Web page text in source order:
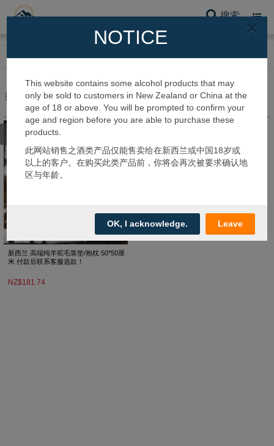
搜索
网站首页 羊驼系列 羊驼配件
筛选类别
搜到 1 个产品
新西兰 高端纯羊驼毛靠垫/抱枕 50*50厘
米 付款后联系客服选款！
NZ$181.74
×
NOTICE
This website contains some alcohol products that may
only be sold to customers in New Zealand or China at the
age of 18 or above. You will be prompted to confirm your
age and region before you are able to purchase these
products.
此网站销售之酒类产品仅能售卖给在新西兰或中国18岁或
以上的客户。在购买此类产品前，你将会再次被要求确认地
区与年龄。
OK, I acknowledge. Leave